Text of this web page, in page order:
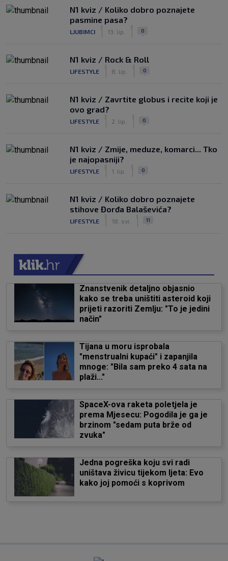
N1 kviz / Koliko dobro poznajete
pasmine pasa?
LJUBIMCI 13. lip. 0
N1 kviz / Rock & Roll
LIFESTYLE 8. lip. 0
N1 kviz / Zavrtite globus i recite koji je
ovo grad?
LIFESTYLE 2. lip. 0
N1 kviz / Zmije, meduze, komarci... Tko
je najopasniji?
LIFESTYLE 1. lip. 0
N1 kviz / Koliko dobro poznajete
stihove Đorđa Balaševića?
LIFESTYLE 18. svi. 11
Znanstvenik detaljno objasnio
kako se treba uništiti asteroid koji
prijeti razoriti Zemlju: "To je jedini
način"
Tijana u moru isprobala
"menstrualni kupaći" i zapanjila
mnoge: "Bila sam preko 4 sata na
plaži..."
SpaceX-ova raketa poletjela je
prema Mjesecu: Pogodila je ga je
brzinom "sedam puta brže od
zvuka"
Jedna pogreška koju svi radi
uništava živicu tijekom ljeta: Evo
kako joj pomoći s koprivom